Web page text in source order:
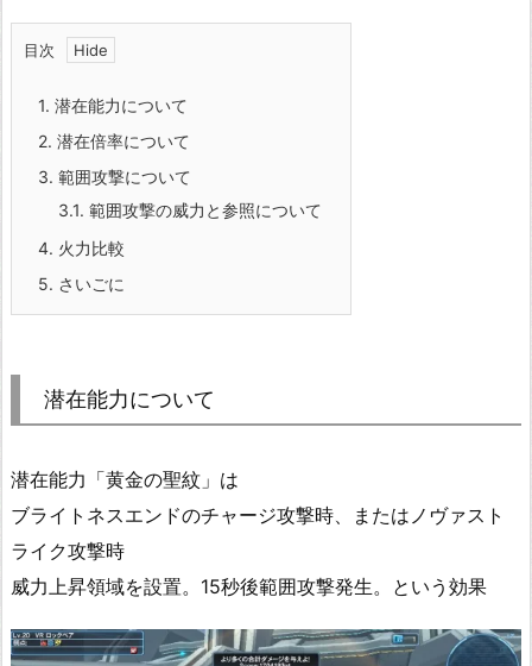
目次
1. 潜在能力について
2. 潜在倍率について
3. 範囲攻撃について
3.1. 範囲攻撃の威力と参照について
4. 火力比較
5. さいごに
潜在能力について
潜在能力「黄金の聖紋」は
ブライトネスエンドのチャージ攻撃時、またはノヴァスト
ライク攻撃時
威力上昇領域を設置。15秒後範囲攻撃発生。という効果